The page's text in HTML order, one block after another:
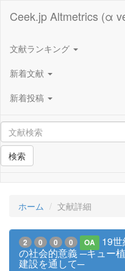
Ceek.jp Altmetrics (α
文献ランキング
新着文献
新着投稿
検索
ホーム 文献詳細
2 0 0 0 OA
19
の社会的意義 ─キュー
建設を通して─